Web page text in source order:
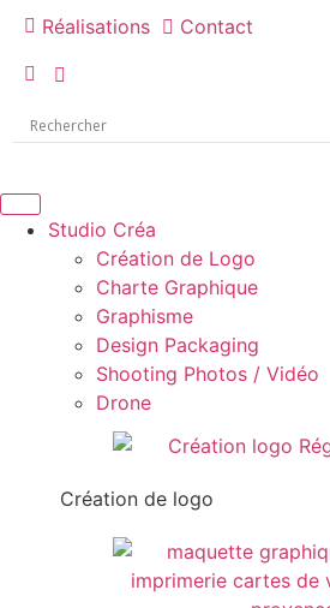
Réalisations Contact
Studio Créa
Création de Logo
Charte Graphique
Graphisme
Design Packaging
Shooting Photos / Vidéo
Drone
Création de logo